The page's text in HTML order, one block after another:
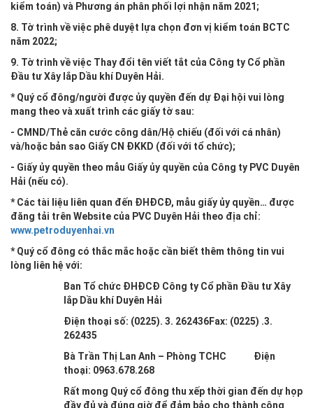
kiểm toán) và Phương án phân phối lợi nhận năm 2021;
8. Tờ trình về việc phê duyệt lựa chọn đơn vị kiểm toán BCTC
năm 2022;
9. Tờ trình về việc Thay đổi tên viết tắt của Công ty Cổ phần
Đầu tư Xây lắp Dầu khí Duyên Hải.
* Quý cổ đông/người được ủy quyền đến dự Đại hội vui lòng
mang theo và xuất trình các giấy tờ sau:
- CMND/Thẻ căn cước công dân/Hộ chiếu (đối với cá nhân)
và/hoặc bản sao Giấy CN ĐKKD (đối với tổ chức);
- Giấy ủy quyền theo mẫu Giấy ủy quyền của Công ty PVC Duyên
Hải (nếu có).
* Các tài liệu liên quan đến ĐHĐCĐ, mẫu giấy ủy quyền… được
đăng tải trên Website của PVC Duyên Hải theo địa chỉ:
www.petroduyenhai.vn
* Quý cổ đông có thắc mắc hoặc cần biết thêm thông tin vui
lòng liên hệ với:
Ban Tổ chức ĐHĐCĐ Công ty Cổ phần Đầu tư Xây
lắp Dầu khí Duyên Hải
Điện thoại số: (0225). 3. 262436Fax: (0225) .3.
262435
Bà Trần Thị Lan Anh – Phòng TCHC Điện
thoại: 0963.678.268
Rất mong Quý cổ đông thu xếp thời gian đến dự họp
đầy đủ và đúng giờ để đảm bảo cho thành công